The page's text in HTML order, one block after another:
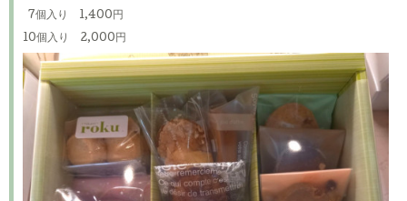
7個入り 1,400円
10個入り 2,000円